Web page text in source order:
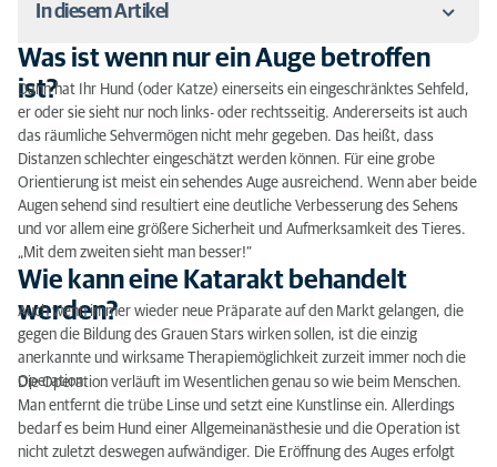
In diesem Artikel
Was ist wenn nur ein Auge betroffen ist?
Wie kann eine Katarakt behandelt werden?
Warum eine Kunstlinse?
Prognose und Komplikationen
Was ist nach der Operation?
Wann kann mein Hund/ meine Katze wieder sehen?
Was passiert wenn ich die Operation nicht
durchführen lasse?
Was ist wenn nur ein Auge betroffen
ist?
Dann hat Ihr Hund (oder Katze) einerseits ein eingeschränktes Sehfeld,
er oder sie sieht nur noch links- oder rechtsseitig. Andererseits ist auch
das räumliche Sehvermögen nicht mehr gegeben. Das heißt, dass
Distanzen schlechter eingeschätzt werden können. Für eine grobe
Orientierung ist meist ein sehendes Auge ausreichend. Wenn aber beide
Augen sehend sind resultiert eine deutliche Verbesserung des Sehens
und vor allem eine größere Sicherheit und Aufmerksamkeit des Tieres.
„Mit dem zweiten sieht man besser!“
Wie kann eine Katarakt behandelt
werden?
Auch wenn immer wieder neue Präparate auf den Markt gelangen, die
gegen die Bildung des Grauen Stars wirken sollen, ist die einzig
anerkannte und wirksame Therapiemöglichkeit zurzeit immer noch die
Operation.
Die Operation verläuft im Wesentlichen genau so wie beim Menschen.
Man entfernt die trübe Linse und setzt eine Kunstlinse ein. Allerdings
bedarf es beim Hund einer Allgemeinanästhesie und die Operation ist
nicht zuletzt deswegen aufwändiger. Die Eröffnung des Auges erfolgt